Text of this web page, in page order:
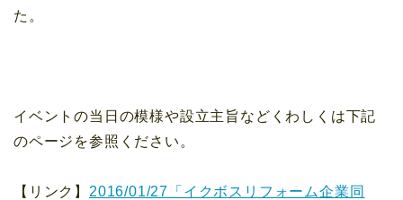
た。
イベントの当日の模様や設立主旨などくわしくは下記
のページを参照ください。
【リンク】 2016/01/27「イクボスリフォーム企業同